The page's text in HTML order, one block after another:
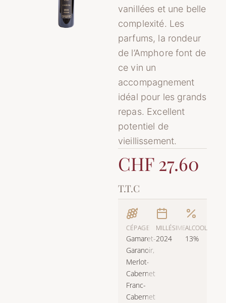
vanillées et une belle
complexité. Les
parfums, la rondeur
de l’Amphore font de
ce vin un
accompagnement
idéal pour les grands
repas. Excellent
potentiel de
vieillissement.
CHF 27.60
T.T.C
CÉPAGE
Gamaret-
Garanoir,
Merlot-
Cabernet
Franc-
Cabernet
MILLÉSIME
2024
ALCOOL
13%